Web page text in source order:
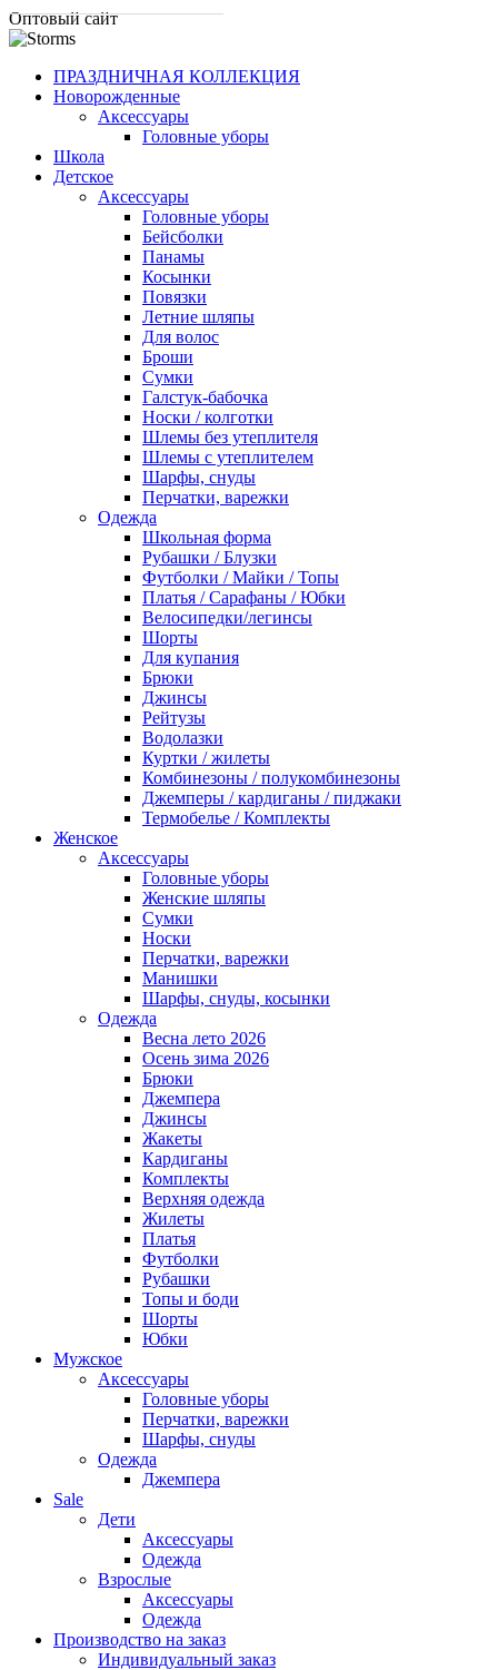
Оптовый сайт
ПРАЗДНИЧНАЯ КОЛЛЕКЦИЯ
Новорожденные
Аксессуары
Головные уборы
Школа
Детское
Аксессуары
Головные уборы
Бейсболки
Панамы
Косынки
Повязки
Летние шляпы
Для волос
Броши
Сумки
Галстук-бабочка
Носки / колготки
Шлемы без утеплителя
Шлемы с утеплителем
Шарфы, снуды
Перчатки, варежки
Одежда
Школьная форма
Рубашки / Блузки
Футболки / Майки / Топы
Платья / Сарафаны / Юбки
Велосипедки/легинсы
Шорты
Для купания
Брюки
Джинсы
Рейтузы
Водолазки
Куртки / жилеты
Комбинезоны / полукомбинезоны
Джемперы / кардиганы / пиджаки
Термобелье / Комплекты
Женское
Аксессуары
Головные уборы
Женские шляпы
Сумки
Носки
Перчатки, варежки
Манишки
Шарфы, снуды, косынки
Одежда
Весна лето 2026
Осень зима 2026
Брюки
Джемпера
Джинсы
Жакеты
Кардиганы
Комплекты
Верхняя одежда
Жилеты
Платья
Футболки
Рубашки
Топы и боди
Шорты
Юбки
Мужское
Аксессуары
Головные уборы
Перчатки, варежки
Шарфы, снуды
Одежда
Джемпера
Sale
Дети
Аксессуары
Одежда
Взрослые
Аксессуары
Одежда
Производство на заказ
Индивидуальный заказ